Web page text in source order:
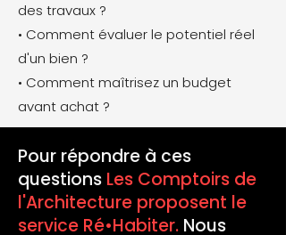
des travaux ?
• Comment évaluer le potentiel réel
d'un bien ?
• Comment maîtrisez un budget
avant achat ?
Pour répondre à ces
questions Les Comptoirs de
l'Architecture proposent le
service Ré•Habiter. Nous